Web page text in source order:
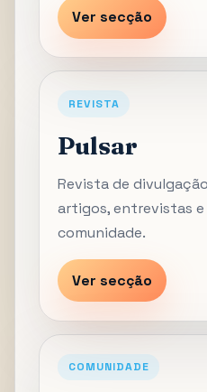
Ver secção
REVISTA
Pulsar
Revista de
artigos, entrevistas
comunidade.
Ver secção
COMUNIDADE